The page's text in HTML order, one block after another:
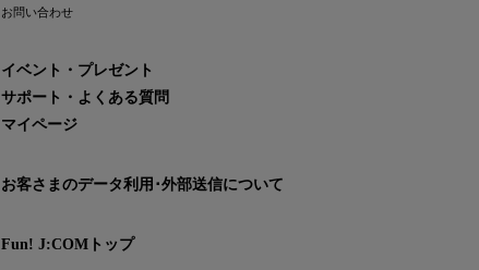
お問い合わせ
イベント・プレゼント
サポート・よくある質問
マイページ
お客さまのデータ利用･外部送信について
Fun! J:COMトップ